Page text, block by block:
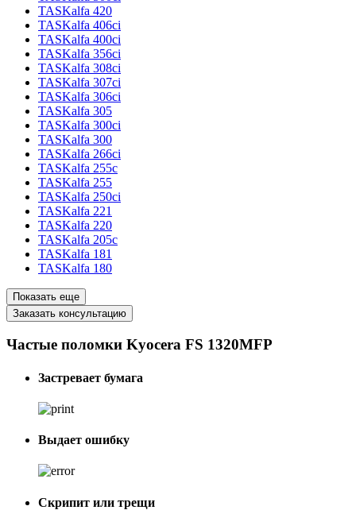
TASKalfa 420
TASKalfa 406ci
TASKalfa 400ci
TASKalfa 356ci
TASKalfa 308ci
TASKalfa 307ci
TASKalfa 306ci
TASKalfa 305
TASKalfa 300ci
TASKalfa 300
TASKalfa 266ci
TASKalfa 255c
TASKalfa 255
TASKalfa 250ci
TASKalfa 221
TASKalfa 220
TASKalfa 205c
TASKalfa 181
TASKalfa 180
Показать еще
Заказать консультацию
Частые поломки Kyocera FS 1320MFP
Застревает бумага
Выдает ошибку
Скрипит или трещи